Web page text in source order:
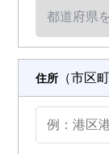
住所（市区